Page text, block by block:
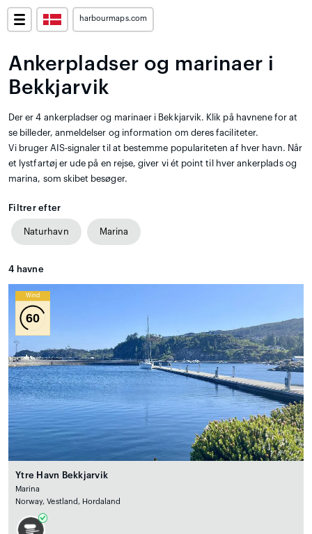
harbourmaps.com
Ankerpladser og marinaer i
Bekkjarvik
Der er 4 ankerpladser og marinaer i Bekkjarvik. Klik på havnene for at
se billeder, anmeldelser og information om deres faciliteter.
Vi bruger AIS-signaler til at bestemme populariteten af hver havn. Når
et lystfartøj er ude på en rejse, giver vi ét point til hver ankerplads og
marina, som skibet besøger.
Filtrer efter
Naturhavn Marina
4 havne
Wind
60
Ytre Havn Bekkjarvik
Marina
Norway, Vestland, Hordaland